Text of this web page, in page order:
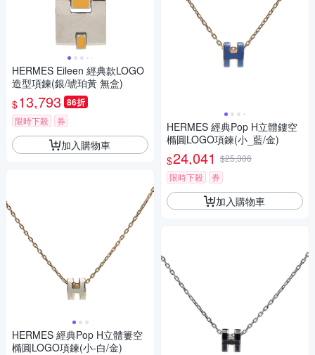
HERMES Eileen 經典款LOGO
造型項鍊(銀/琥珀黃 無盒)
$13,793 86折
限時下殺 券
加入購物車
HERMES 經典Pop H立體簍空
橢圓LOGO項鍊(小-白/金)
HERMES 經典Pop H立體鏤空
橢圓LOGO項鍊(小_藍/金)
$24,041 $25,306
限時下殺
券
加入購物車